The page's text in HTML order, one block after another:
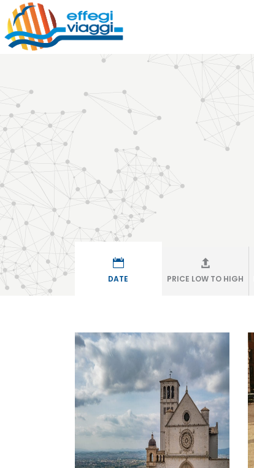
DATE PRICE LOW TO HIGH